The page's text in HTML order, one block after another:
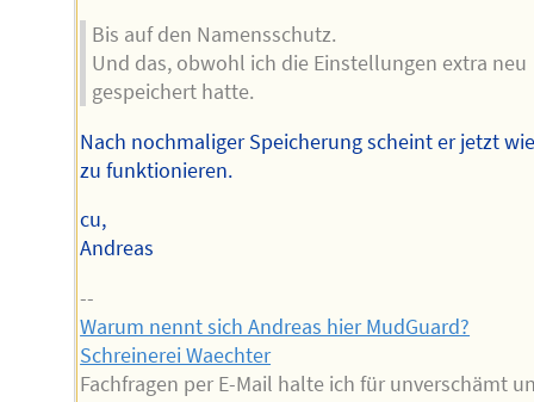
Bis auf den Namensschutz.
Und das, obwohl ich die Einstellungen extra neu
gespeichert hatte.
Nach nochmaliger Speicherung scheint er jetzt
zu funktionieren.
cu,
Andreas
--
Warum nennt sich Andreas hier MudGuard?
Schreinerei Waechter
Fachfragen per E-Mail halte ich für unverschämt